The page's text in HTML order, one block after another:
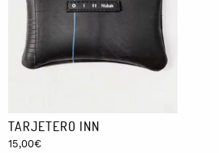
TARJETERO INN
15,00€